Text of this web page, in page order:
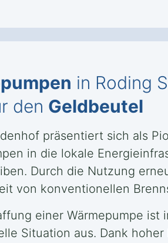
in Roding
den Geldbeutel
präsentiert sich als
in die lokale
Durch die Nutzung
von konventionellen
einer Wärmepumpe
Situation aus. Dank